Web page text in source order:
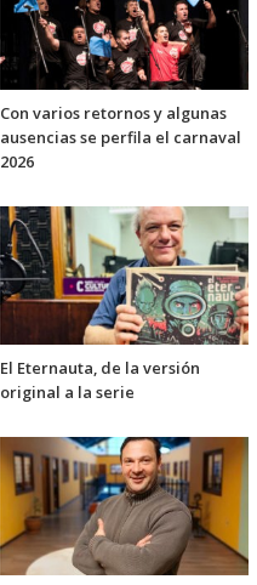
Con varios retornos y algunas
ausencias se perfila el carnaval
2026
El Eternauta, de la versión
original a la serie